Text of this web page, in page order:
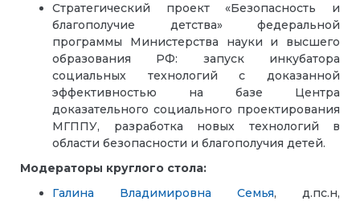
Стратегический проект «Безопасность и
благополучие детства» федеральной
программы Министерства науки и высшего
образования РФ: запуск инкубатора
социальных технологий с доказанной
эффективностью на базе Центра
доказательного социального проектирования
МГППУ, разработка новых технологий в
области безопасности и благополучия детей.
Модераторы круглого стола:
Галина Владимировна Семья, д.пс.н,